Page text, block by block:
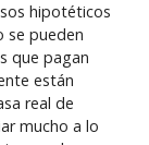
hipotéticos
se pueden
que pagan
están
real de
mucho a lo